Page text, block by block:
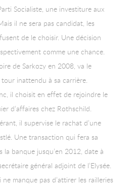
Socialiste, une investiture aux
il ne sera pas candidat, les
de le choisir. Une décision
comme une chance.
de Sarkozy en 2008, va le
inattendu à sa carrière.
il choisit en effet de rejoindre le
d’affaires chez Rothschild.
il supervise le rachat d’une
Une transaction qui fera sa
banque jusqu’en 2012, date à
général adjoint de l’Elysée.
manque pas d’attirer les railleries